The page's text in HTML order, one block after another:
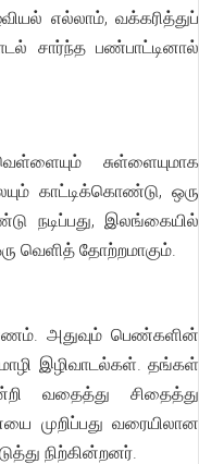
எல்லாம், வக்கரித்துப்
சார்ந்த பண்பாட்டினால்
சுள்ளையுமாக
காட்டிக்கொண்டு, ஒரு
நடிப்பது, இலங்கையில்
வெளித் தோற்றமாகும்.
அதுவும் பெண்களின்
இழிவாடல்கள். தங்கள்
வதைத்து சிதைத்து
முறிப்பது வரையிலான
நிற்கின்றனர்.